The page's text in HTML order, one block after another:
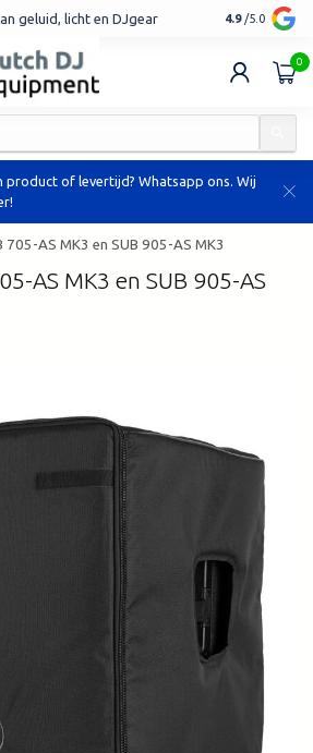
geluid, licht en DJgear Tot 7 jaar
4.9 /5.0
0
product of levertijd? Whatsapp ons. Wij
705-AS MK3 en SUB 905-AS MK3
AS MK3 en SUB 905-AS